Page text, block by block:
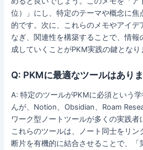
位）」にし、特定のテーマや概念に焦
的です。次に、これらのメモやアイデ
なぎ、関連性を構築することで、情報
成していくことがPKM実践の鍵となり
Q: PKMに最適なツールはあり
A: 特定のツールがPKMに必須という
んが、Notion、Obsidian、Roam
ワーク型ノートツールが多くの実践者
これらのツールは、ノート同士をリン
断片を有機的に結合させることで、「